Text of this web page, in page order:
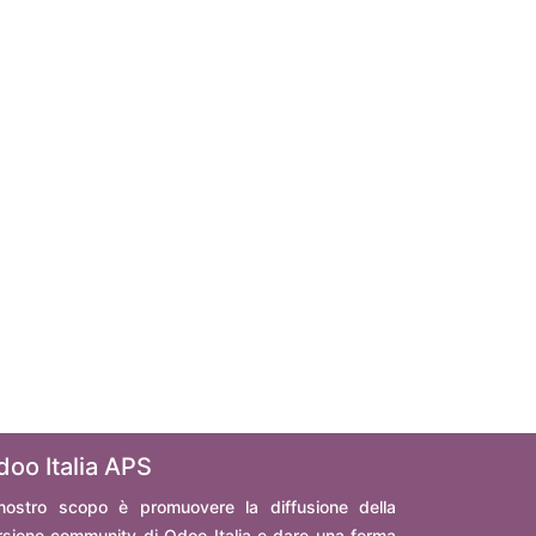
Italia APS
scopo è promuovere la diffusione della